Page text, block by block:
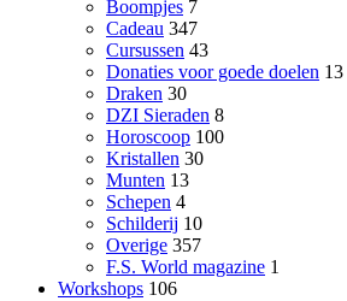
Boompjes 7
Cadeau 347
Cursussen 43
Donaties voor goede doelen 13
Draken 30
DZI Sieraden 8
Horoscoop 100
Kristallen 30
Munten 13
Schepen 4
Schilderij 10
Overige 357
F.S. World magazine 1
Workshops 106